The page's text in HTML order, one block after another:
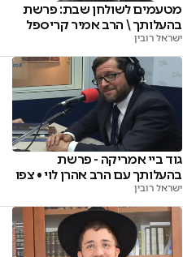
מטעמים לשולחן שבת: פרשת
בהעלותך \ הרב אמיר קריספל
ישראל רובין
גוד ביי אמריקה - פרשת
בהעלותך עם הרב אהרן לוי • צפו
ישראל רובין